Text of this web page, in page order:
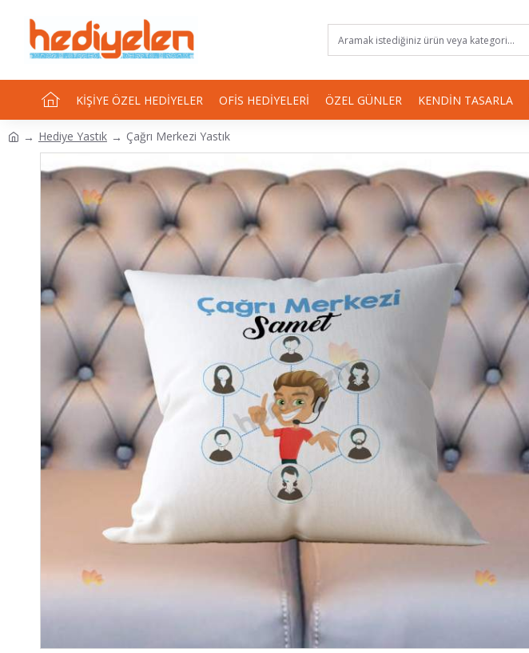
KIŞIYE ÖZEL HEDIYELER OFIS HEDIYELERI ÖZEL GÜNLER KENDIN TASARLA
Hediye Yastık Çağrı Merkezi Yastık